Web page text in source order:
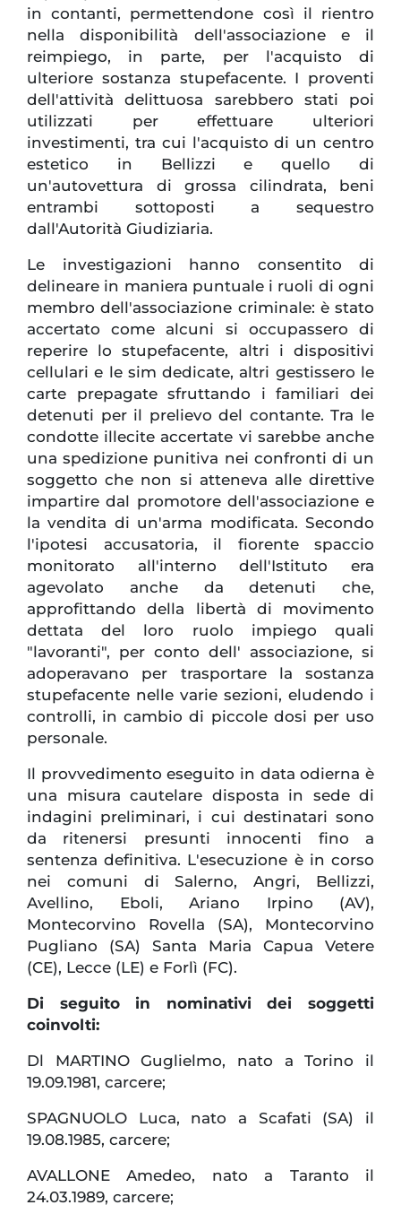
in contanti, permettendone così il rientro
nella disponibilità dell'associazione e il
reimpiego, in parte, per l'acquisto di
ulteriore sostanza stupefacente. I proventi
dell'attività delittuosa sarebbero stati poi
utilizzati per effettuare ulteriori
investimenti, tra cui l'acquisto di un centro
estetico in Bellizzi e quello di
un'autovettura di grossa cilindrata, beni
entrambi sottoposti a sequestro
dall'Autorità Giudiziaria.
Le investigazioni hanno consentito di
delineare in maniera puntuale i ruoli di ogni
membro dell'associazione criminale: è stato
accertato come alcuni si occupassero di
reperire lo stupefacente, altri i dispositivi
cellulari e le sim dedicate, altri gestissero le
carte prepagate sfruttando i familiari dei
detenuti per il prelievo del contante. Tra le
condotte illecite accertate vi sarebbe anche
una spedizione punitiva nei confronti di un
soggetto che non si atteneva alle direttive
impartire dal promotore dell'associazione e
la vendita di un'arma modificata. Secondo
l'ipotesi accusatoria, il fiorente spaccio
monitorato all'interno dell'Istituto era
agevolato anche da detenuti che,
approfittando della libertà di movimento
dettata del loro ruolo impiego quali
"lavoranti", per conto dell' associazione, si
adoperavano per trasportare la sostanza
stupefacente nelle varie sezioni, eludendo i
controlli, in cambio di piccole dosi per uso
personale.
Il provvedimento eseguito in data odierna è
una misura cautelare disposta in sede di
indagini preliminari, i cui destinatari sono
da ritenersi presunti innocenti fino a
sentenza definitiva. L'esecuzione è in corso
nei comuni di Salerno, Angri, Bellizzi,
Avellino, Eboli, Ariano Irpino (AV),
Montecorvino Rovella (SA), Montecorvino
Pugliano (SA) Santa Maria Capua Vetere
(CE), Lecce (LE) e Forlì (FC).
Di seguito in nominativi dei soggetti
coinvolti:
Dl MARTINO Guglielmo, nato a Torino il
19.09.1981, carcere;
SPAGNUOLO Luca, nato a Scafati (SA) il
19.08.1985, carcere;
AVALLONE Amedeo, nato a Taranto il
24.03.1989, carcere;